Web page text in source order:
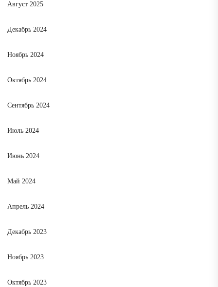
Август 2025
Декабрь 2024
Ноябрь 2024
Октябрь 2024
Сентябрь 2024
Июль 2024
Июнь 2024
Май 2024
Апрель 2024
Декабрь 2023
Ноябрь 2023
Октябрь 2023